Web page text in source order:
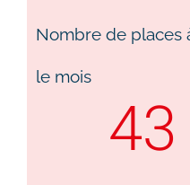
Nombre de places
le mois​